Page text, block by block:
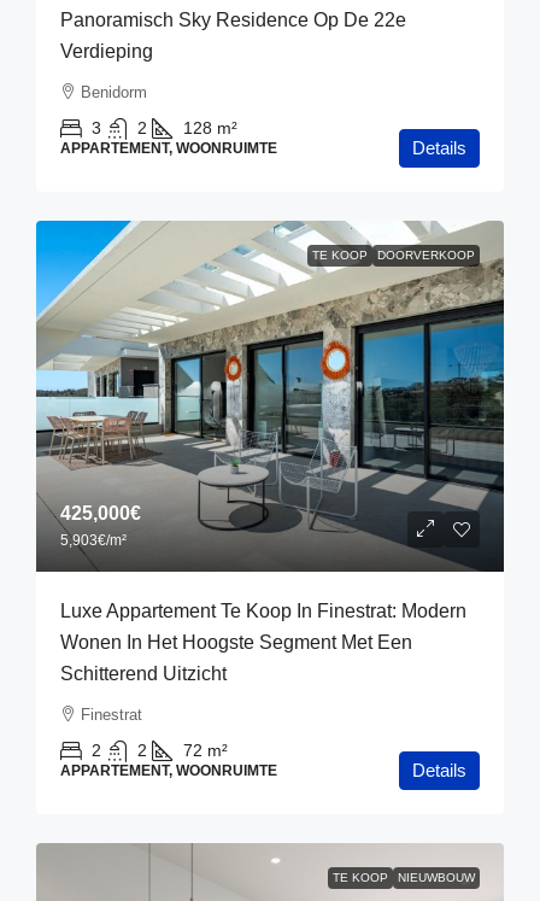
Panoramisch Sky Residence Op De 22e
Verdieping
Benidorm
3 2 128 m²
APPARTEMENT, WOONRUIMTE Details
TE KOOP DOORVERKOOP
425,000€
5,903€/m²
Luxe Appartement Te Koop In Finestrat: Modern
Wonen In Het Hoogste Segment Met Een
Schitterend Uitzicht
Finestrat
2 2 72 m²
APPARTEMENT, WOONRUIMTE Details
TE KOOP NIEUWBOUW